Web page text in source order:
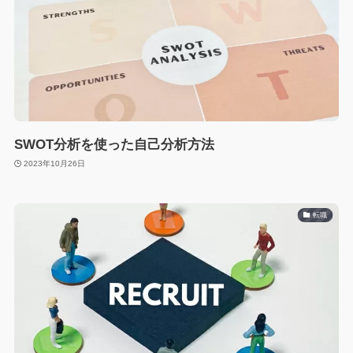
SWOT分析を使った自己分析方法
2023年10月26日
転職